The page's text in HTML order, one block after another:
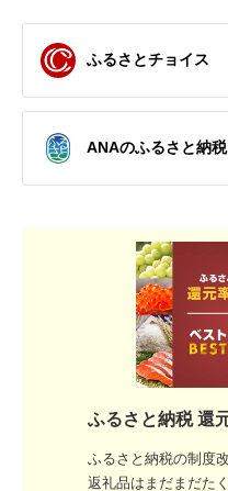
ふるさとチョイス
ANAのふるさと納税
ふるさと納税 還
ふるさと納税の制度
返礼品はまだまだた